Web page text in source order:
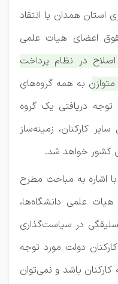
استان همدان با انتقاد
اعضای هیات علمی
در نظام پرداخت
متوازن به همه گروه‌های
دریافتی یک گروه
کارکنان، زمینه‌ساز
کشور خواهد شد.
اشاره به مباحث مطرح
علمی دانشگاه‌ها،
در سیاست‌گذاری
دولت مورد توجه
کارکنان باشد و نمی‌توان